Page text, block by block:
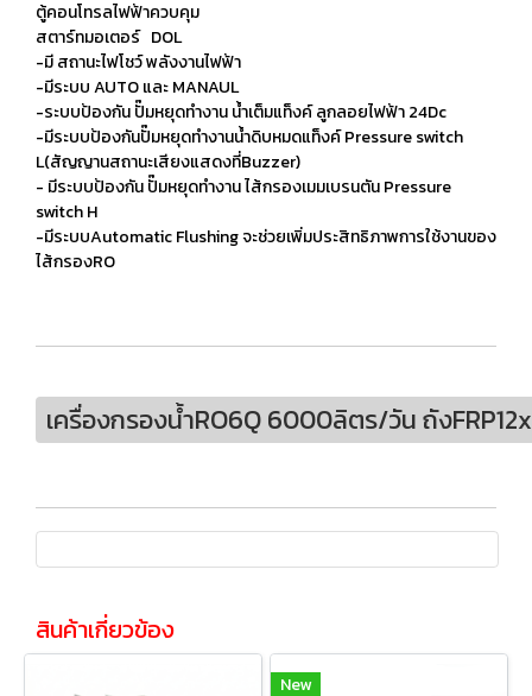
ตู้คอนโทรลไฟฟ้าควบคุม
สตาร์ทมอเตอร์ DOL
-มี สถานะไฟโชว์ พลังงานไฟฟ้า
-มีระบบ AUTO และ MANAUL
-ระบบป้องกัน ปั๊มหยุดทำงาน น้ำเต็มแท็งค์ ลูกลอยไฟฟ้า 24Dc
-มีระบบป้องกันปั๊มหยุดทำงานน้ำดิบหมดแท็งค์ Pressure switch
L(สัญญานสถานะเสียงแสดงที่Buzzer)
- มีระบบป้องกัน ปั๊มหยุดทำงาน ไส้กรองเมมเบรนตัน Pressure
switch H
-มีระบบAutomatic Flushing จะช่วยเพิ่มประสิทธิภาพการใช้งานของ
ไส้กรองRO
เครื่องกรองน้ำRO6Q 6000ลิตร/วัน ถัง
สินค้าเกี่ยวข้อง
New